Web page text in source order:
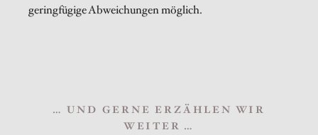
geringfügige Abweichungen möglich.
… UND GERNE ERZÄHLEN WIR
WEITER …